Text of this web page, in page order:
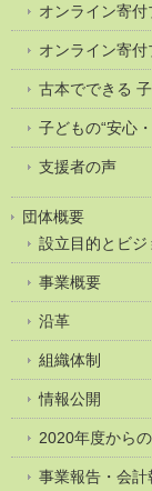
オンライン寄付
オンライン寄
古本でできる
子どもの“安心
支援者の声
団体概要
設立目的とビジ
事業概要
沿革
組織体制
情報公開
2020年度から
事業報告・会計